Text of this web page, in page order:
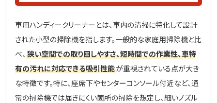
車用ハンディークリーナーとは、車内の清掃に特化して設計
された小型の掃除機を指します。一般的な家庭用掃除機と比
べ、 狭い空間での取り回しやすさ、短時間での作業性、車特
有の汚れに対応できる吸引性能が重視されている点が大き
な特徴です。特に、座席下やセンターコンソール付近など、通
常の掃除機では届きにくい箇所の掃除を想定し、細いノズル